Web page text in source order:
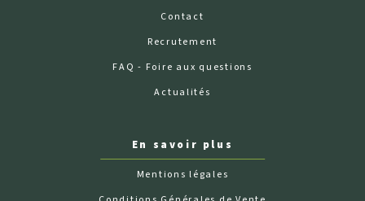
Contact
Recrutement
FAQ - Foire aux questions
Actualités
En savoir plus
Mentions légales